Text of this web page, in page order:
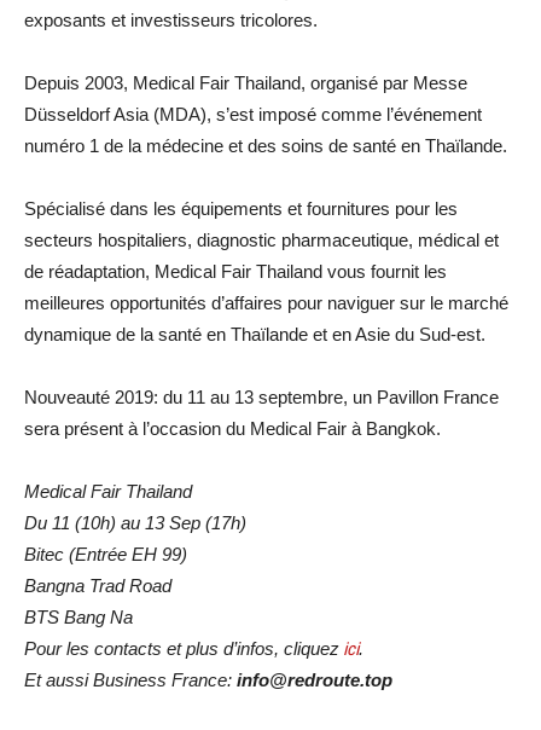
exposants et investisseurs tricolores.
Depuis 2003, Medical Fair Thailand, organisé par Messe
Düsseldorf Asia (MDA), s’est imposé comme l’événement
numéro 1 de la médecine et des soins de santé en Thaïlande.
Spécialisé dans les équipements et fournitures pour les
secteurs hospitaliers, diagnostic pharmaceutique, médical et
de réadaptation, Medical Fair Thailand vous fournit les
meilleures opportunités d’affaires pour naviguer sur le marché
dynamique de la santé en Thaïlande et en Asie du Sud-est.
Nouveauté 2019: du 11 au 13 septembre, un Pavillon France
sera présent à l’occasion du Medical Fair à Bangkok.
Medical Fair Thailand
Du 11 (10h) au 13 Sep (17h)
Bitec (Entrée EH 99)
Bangna Trad Road
BTS Bang Na
Pour les contacts et plus d’infos, cliquez ici.
Et aussi Business France: info@redroute.top